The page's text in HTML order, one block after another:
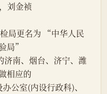
刘金祯
局”
济南、烟台、济宁、潍
相应的
公室(内设行政科)、